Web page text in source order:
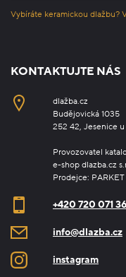
Vybíráte keramickou dlažbu?
KONTAKTUJTE NÁS
dlažba.cz
Budějovická 1035
252 42, Jesenice
Provozovatel
e-shop dlazba.cz
Prodejce:
+420 720 071
info@dlazba.cz
instagram